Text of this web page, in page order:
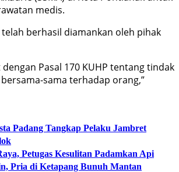
medis.
berhasil diamankan oleh pihak
Pasal 170 KUHP tentang tindak
sama terhadap orang,”
Padang Tangkap Pelaku Jambret
Petugas Kesulitan Padamkan Api
Pria di Ketapang Bunuh Mantan